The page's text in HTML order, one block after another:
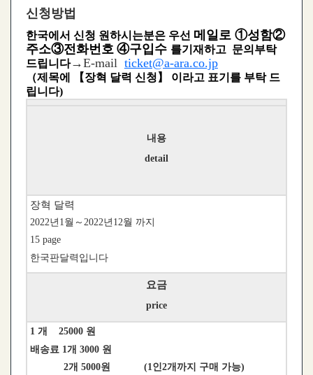
신청방법
한국에서 신청 원하시는분은 우선 메일로 ①성함②
주소③전화번호 ④구입수 를기재하고 문의부탁
드립니다→E-mail ticket@a-ara.co.jp
（제목에 【장혁 달력 신청】 이라고 표기를 부탁 드
립니다)
내용
detail
장혁 달력
2022년1월～2022년12월 까지
15 page
한국판달력입니다
요금
price
1 개 25000 원
배송료 1개 3000 원
2개 5000원 (1인2개까지 구매 가능)